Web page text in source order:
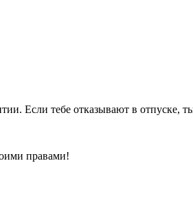
Если тебе отказывают в
правами!